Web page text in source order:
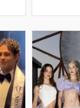
Kanada